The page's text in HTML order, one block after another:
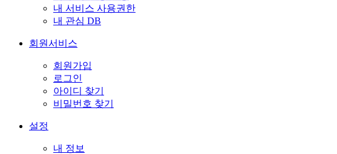
내 서비스 사용권한
내 관심 DB
회원서비스
회원가입
로그인
아이디 찾기
비밀번호 찾기
설정
내 정보